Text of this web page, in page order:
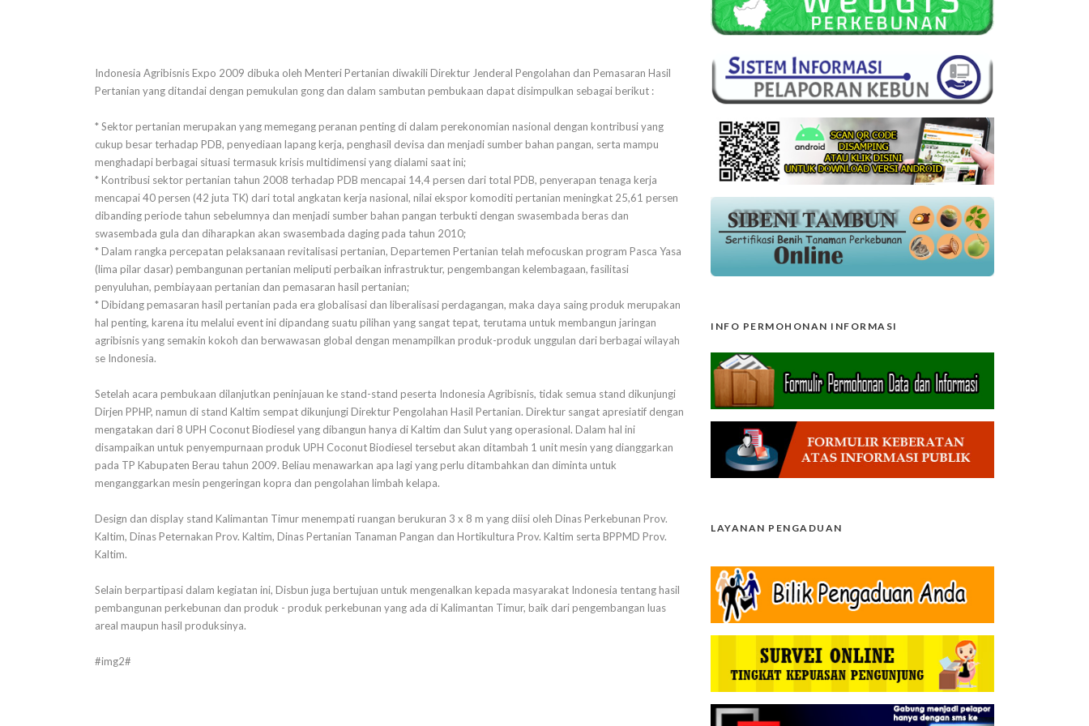
Indonesia Agribisnis Expo 2009 dibuka oleh Menteri Pertanian diwakili Direktur Jenderal Pengolahan dan Pemasaran Hasil
Pertanian yang ditandai dengan pemukulan gong dan dalam sambutan pembukaan dapat disimpulkan sebagai berikut :
* Sektor pertanian merupakan yang memegang peranan penting di dalam perekonomian nasional dengan kontribusi yang
cukup besar terhadap PDB, penyediaan lapang kerja, penghasil devisa dan menjadi sumber bahan pangan, serta mampu
menghadapi berbagai situasi termasuk krisis multidimensi yang dialami saat ini;
* Kontribusi sektor pertanian tahun 2008 terhadap PDB mencapai 14,4 persen dari total PDB, penyerapan tenaga kerja
mencapai 40 persen (42 juta TK) dari total angkatan kerja nasional, nilai ekspor komoditi pertanian meningkat 25,61 persen
dibanding periode tahun sebelumnya dan menjadi sumber bahan pangan terbukti dengan swasembada beras dan
swasembada gula dan diharapkan akan swasembada daging pada tahun 2010;
* Dalam rangka percepatan pelaksanaan revitalisasi pertanian, Departemen Pertanian telah mefocuskan program Pasca Yasa
(lima pilar dasar) pembangunan pertanian meliputi perbaikan infrastruktur, pengembangan kelembagaan, fasilitasi
penyuluhan, pembiayaan pertanian dan pemasaran hasil pertanian;
* Dibidang pemasaran hasil pertanian pada era globalisasi dan liberalisasi perdagangan, maka daya saing produk merupakan
hal penting, karena itu melalui event ini dipandang suatu pilihan yang sangat tepat, terutama untuk membangun jaringan
agribisnis yang semakin kokoh dan berwawasan global dengan menampilkan produk-produk unggulan dari berbagai wilayah
se Indonesia.
Setelah acara pembukaan dilanjutkan peninjauan ke stand-stand peserta Indonesia Agribisnis, tidak semua stand dikunjungi
Dirjen PPHP, namun di stand Kaltim sempat dikunjungi Direktur Pengolahan Hasil Pertanian. Direktur sangat apresiatif dengan
mengatakan dari 8 UPH Coconut Biodiesel yang dibangun hanya di Kaltim dan Sulut yang operasional. Dalam hal ini
disampaikan untuk penyempurnaan produk UPH Coconut Biodiesel tersebut akan ditambah 1 unit mesin yang dianggarkan
pada TP Kabupaten Berau tahun 2009. Beliau menawarkan apa lagi yang perlu ditambahkan dan diminta untuk
menganggarkan mesin pengeringan kopra dan pengolahan limbah kelapa.
Design dan display stand Kalimantan Timur menempati ruangan berukuran 3 x 8 m yang diisi oleh Dinas Perkebunan Prov.
Kaltim, Dinas Peternakan Prov. Kaltim, Dinas Pertanian Tanaman Pangan dan Hortikultura Prov. Kaltim serta BPPMD Prov.
Kaltim.
Selain berpartipasi dalam kegiatan ini, Disbun juga bertujuan untuk mengenalkan kepada masyarakat Indonesia tentang hasil
pembangunan perkebunan dan produk - produk perkebunan yang ada di Kalimantan Timur, baik dari pengembangan luas
areal maupun hasil produksinya.
#img2#
INFO PERMOHONAN INFORMASI
LAYANAN PENGADUAN